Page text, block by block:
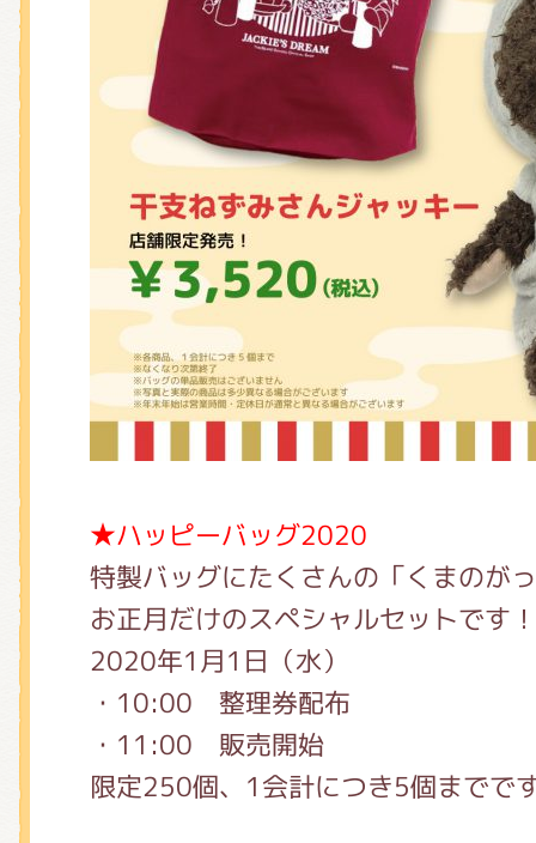
★ハッピーバッグ2020
特製バッグにたくさんの「くまのが
お正月だけのスペシャルセットです！
2020年1月1日（水）
・10:00 整理券配布
・11:00 販売開始
限定250個、1会計につき5個までで